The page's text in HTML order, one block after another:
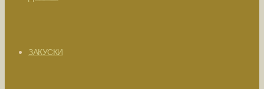
ЗАКУСКИ